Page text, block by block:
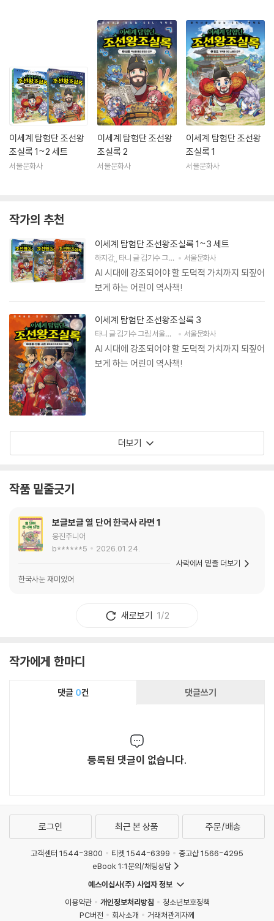
이세계 탐험단 조선왕
조실록 1~2 세트
서울문화사
이세계 탐험단 조선왕
조실록 2
서울문화사
이세계 탐험단 조선왕
조실록 1
서울문화사
작가의 추천
이세계 탐험단 조선왕조실록 1~3 세트
하지강, 타니글김기수그림 서울대학교 뿌리깊은 역사나무
서울문화사
AI 시대에 강조되어야 할 도덕적 가치까지 되짚어
보게 하는 어린이 역사책!
이세계 탐험단 조선왕조실록 3
타니글김기수그림서울대학교 뿌리깊은 역사나무 서울문화사
AI 시대에 강조되어야 할 도덕적 가치까지 되짚어
보게 하는 어린이 역사책!
더보기
작품 밑줄긋기
보글보글 열 단어 한국사 라면 1
웅진주니어
b******5
2026.01.24.
한국사눈 재미있어
사락에서 밑줄 더보기
새로보기 1/2
작가에게 한마디
댓글 0건 댓글쓰기
등록된 댓글이 없습니다.
로그인 최근 본 상품 주문/배송
고객센터 1544-3800 티켓 1544-6399
중고샵 1566-4295
eBook 1:1문의/채팅상담
예스이십사(주) 사업자 정보
이용약관
개인정보처리방침
청소년보호정책
PC버전
회사소개 거래처관계자께